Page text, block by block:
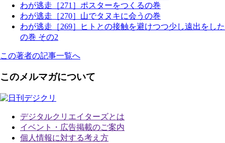
わが逃走［271］ポスターをつくるの巻
わが逃走［270］山でタヌキに会うの巻
わが逃走［269］ヒトとの接触を避けつつ少し遠出をした
の巻 その2
この著者の記事一覧へ
このメルマガについて
デジタルクリエイターズとは
イベント・広告掲載のご案内
個人情報に対する考え方